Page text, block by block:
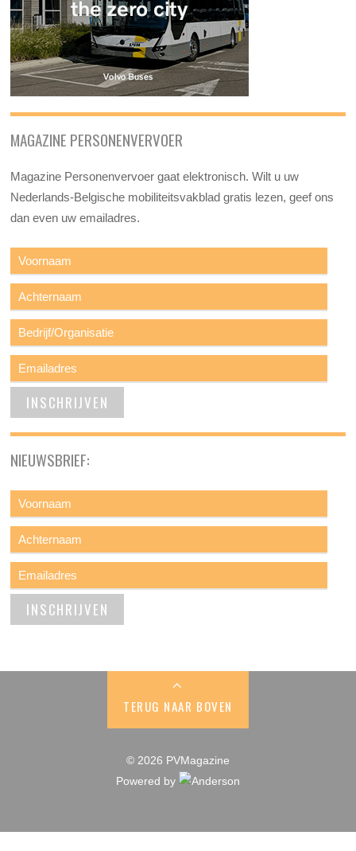
MAGAZINE PERSONENVERVOER
Magazine Personenvervoer gaat elektronisch. Wilt u uw
Nederlands-Belgische mobiliteitsvakblad gratis lezen, geef ons
dan even uw emailadres.
NIEUWSBRIEF:
TERUG NAAR BOVEN
© 2026 PVMagazine
Powered by